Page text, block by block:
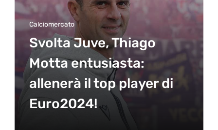
Calciomercato
Svolta Juve, Thiago
Motta entusiasta:
allenerà il top player di
Euro2024!